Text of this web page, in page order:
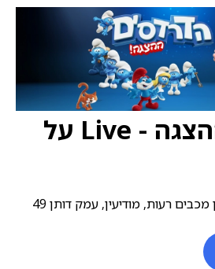
הדרדסים ההצגה - Live על
רעות, מודיעין, עמק דותן 49